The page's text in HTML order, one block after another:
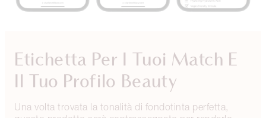
Etichetta Per I Tuoi Match E
Il Tuo Profilo Beauty
Una volta trovata la tonalità di fondotinta perfetta,